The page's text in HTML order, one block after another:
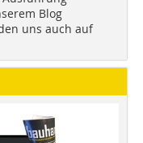
Blog
uns auch auf